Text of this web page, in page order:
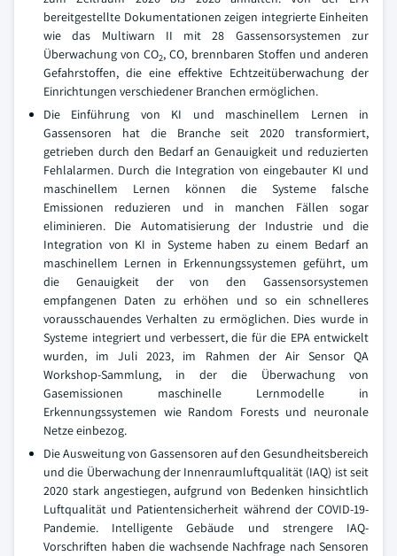
bereitgestellte Dokumentationen zeigen integrierte Einheiten
wie das Multiwarn II mit 28 Gassensorsystemen zur
Überwachung von CO2, CO, brennbaren Stoffen und anderen
Gefahrstoffen, die eine effektive Echtzeitüberwachung der
Einrichtungen verschiedener Branchen ermöglichen.
Die Einführung von KI und maschinellem Lernen in
Gassensoren hat die Branche seit 2020 transformiert,
getrieben durch den Bedarf an Genauigkeit und reduzierten
Fehlalarmen. Durch die Integration von eingebauter KI und
maschinellem Lernen können die Systeme falsche
Emissionen reduzieren und in manchen Fällen sogar
eliminieren. Die Automatisierung der Industrie und die
Integration von KI in Systeme haben zu einem Bedarf an
maschinellem Lernen in Erkennungssystemen geführt, um
die Genauigkeit der von den Gassensorsystemen
empfangenen Daten zu erhöhen und so ein schnelleres
vorausschauendes Verhalten zu ermöglichen. Dies wurde in
Systeme integriert und verbessert, die für die EPA entwickelt
wurden, im Juli 2023, im Rahmen der Air Sensor QA
Workshop-Sammlung, in der die Überwachung von
Gasemissionen maschinelle Lernmodelle in
Erkennungssystemen wie Random Forests und neuronale
Netze einbezog.
Die Ausweitung von Gassensoren auf den Gesundheitsbereich
und die Überwachung der Innenraumluftqualität (IAQ) ist seit
2020 stark angestiegen, aufgrund von Bedenken hinsichtlich
Luftqualität und Patientensicherheit während der COVID-19-
Pandemie. Intelligente Gebäude und strengere IAQ-
Vorschriften haben die wachsende Nachfrage nach Sensoren